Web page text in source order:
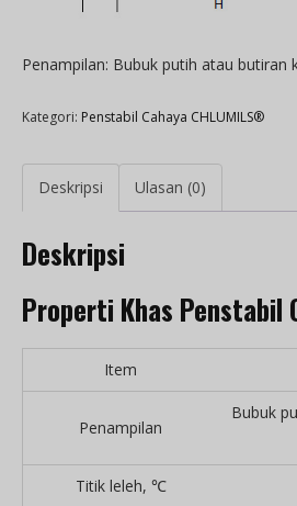
Penampilan: Bubuk putih atau butiran
Kategori: Penstabil Cahaya CHLUMILS®
Deskripsi Ulasan (0)
Deskripsi
Properti Khas Penstabil
Item
Penampilan
Bubuk
Titik leleh, ℃